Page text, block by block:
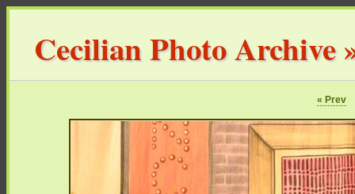
Cecilian Photo Archive
« Prev